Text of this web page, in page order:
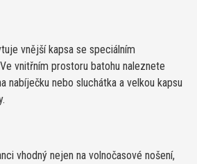
vnější kapsa se speciálním
vnitřním prostoru batohu naleznete
nabíječku nebo sluchátka a velkou kapsu
vhodný nejen na volnočasové nošení,